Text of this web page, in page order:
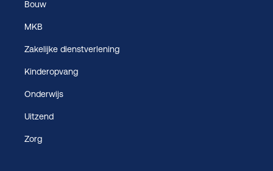
Bouw
MKB
Zakelijke dienstverlening
Kinderopvang
Onderwijs
Uitzend
Zorg